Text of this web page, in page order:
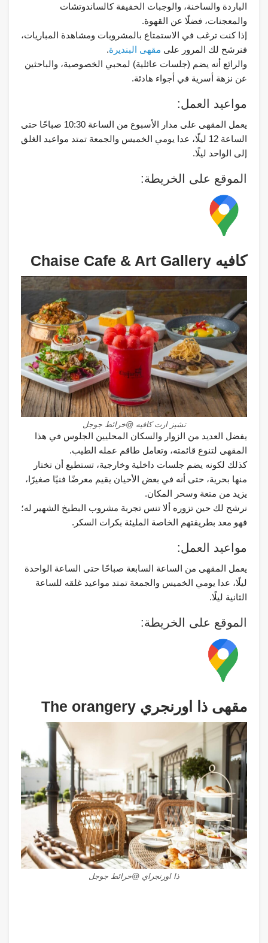
الباردة والساخنة، والوجبات الخفيفة كالساندوتشات
والمعجنات، فضلًا عن القهوة.
إذا كنت ترغب في الاستمتاع بالمشروبات ومشاهدة المباريات،
فنرشح لك المرور على مقهى البنديرة.
والرائع أنه يضم (جلسات عائلية) لمحبي الخصوصية، والباحثين
عن نزهة أسرية في أجواء هادئة.
مواعيد العمل:
يعمل المقهى على مدار الأسبوع من الساعة 10:30 صباحًا حتى
الساعة 12 ليلًا، عدا يومي الخميس والجمعة تمتد مواعيد الغلق
إلى الواحد ليلًا.
الموقع على الخريطة:
كافيه Chaise Cafe & Art Gallery
تشيز ارت كافيه @خرائط جوجل
يفضل العديد من الزوار والسكان المحليين الجلوس في هذا
المقهى لتنوع قائمته، وتعامل طاقم عمله الطيب.
كذلك لكونه يضم جلسات داخلية وخارجية، تستطيع أن تختار
منها بحرية، حتى أنه في بعض الأحيان يقيم معرضًا فنيًا صغيرًا،
يزيد من متعة وسحر المكان.
نرشح لك حين تزوره ألا تنس تجربة مشروب البطيخ الشهير له؛
فهو معد بطريقتهم الخاصة المليئة بكرات السكر.
مواعيد العمل:
يعمل المقهى من الساعة السابعة صباحًا حتى الساعة الواحدة
ليلًا، عدا يومي الخميس والجمعة تمتد مواعيد غلقه للساعة
الثانية ليلًا.
الموقع على الخريطة:
مقهى ذا اورنجري The orangery
ذا اورنجراي @خرائط جوجل